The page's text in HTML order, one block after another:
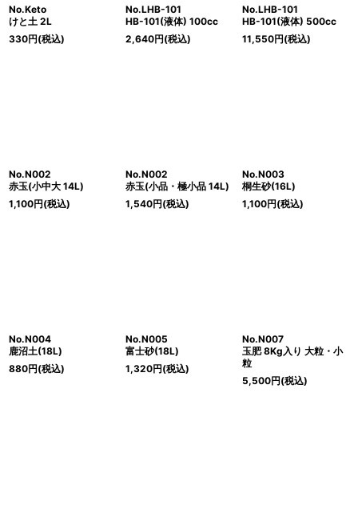
No.Keto
けと土 2L
330円(税込)
No.LHB-101
HB-101(液体) 100cc
2,640円(税込)
No.LHB-101
HB-101(液体) 500cc
11,550円(税込)
No.N002
赤玉(小中大 14L)
1,100円(税込)
No.N002
赤玉(小品・極小品 14L)
1,540円(税込)
No.N003
桐生砂(16L)
1,100円(税込)
No.N004
鹿沼土(18L)
880円(税込)
No.N005
富士砂(18L)
1,320円(税込)
No.N007
玉肥 8Kg入り 大粒・小
粒
5,500円(税込)